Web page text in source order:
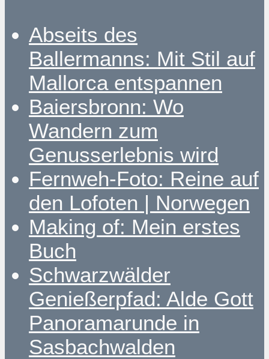
Abseits des
Ballermanns: Mit Stil auf
Mallorca entspannen
Baiersbronn: Wo
Wandern zum
Genusserlebnis wird
Fernweh-Foto: Reine auf
den Lofoten | Norwegen
Making of: Mein erstes
Buch
Schwarzwälder
Genießerpfad: Alde Gott
Panoramarunde in
Sasbachwalden